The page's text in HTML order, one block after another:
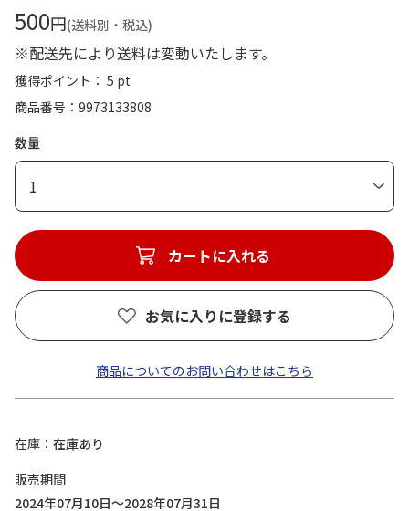
500円(送料別・税込)
※配送先により送料は変動いたします。
獲得ポイント： 5 pt
商品番号
9973133808
数量
1
カートに入れる
お気に入りに登録する
商品についてのお問い合わせはこちら
在庫
在庫あり
販売期間
2024年07月10日～2028年07月31日